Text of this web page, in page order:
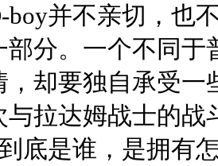
boy并不亲切，也
部分。一个不同
，却要独自承受
与拉达姆战士的战
底是谁，是拥有